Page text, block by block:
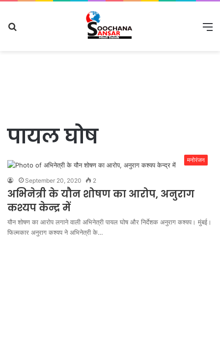
पायल घोष
मनोरंजन
September 20, 2020 2
अभिनेत्री के यौन शोषण का आरोप, अनुराग
कश्यप केन्द्र में
यौन शोषण का आरोप लगाने वाली अभिनेत्री पायल घोष और निर्देशक अनुराग कश्यप। मुंबई।
फिल्मकार अनुराग कश्यप ने अभिनेत्री के…